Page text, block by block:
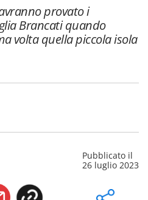
provato i
Brancati quando
volta quella piccola isola
Pubblicato il
26 luglio 2023